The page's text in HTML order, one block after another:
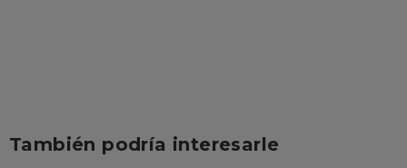
También podría interesarle